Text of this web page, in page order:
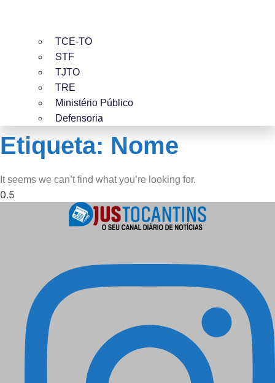
TCE-TO
STF
TJTO
TRE
Ministério Público
Defensoria
Etiqueta: Nome
It seems we can’t find what you’re looking for.